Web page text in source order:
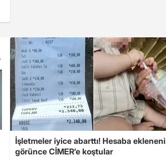
İşletmeler iyice abarttı! Hesaba ekleneni
görünce CİMER’e koştular